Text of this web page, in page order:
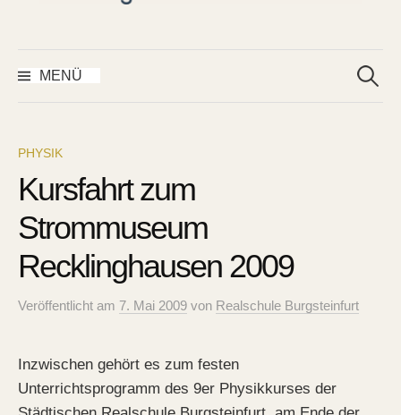
MENÜ
nach:
PHYSIK
Kursfahrt zum
Strommuseum
Recklinghausen 2009
Veröffentlicht am 7. Mai 2009 von Realschule Burgsteinfurt
Inzwischen gehört es zum festen
Unterrichtsprogramm des 9er Physikkurses der